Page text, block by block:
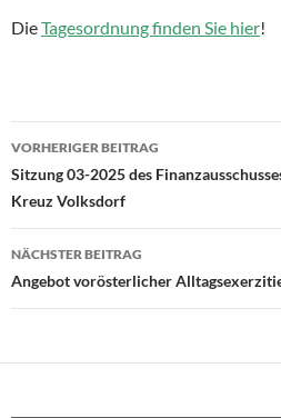
DieTagesordnung finden Sie hier!
Beitragsnavigation
VORHERIGER BEITRAG
Sitzung 03-2025 des
Kreuz Volksdorf
NÄCHSTER BEITRAG
Angebot vorösterlicher